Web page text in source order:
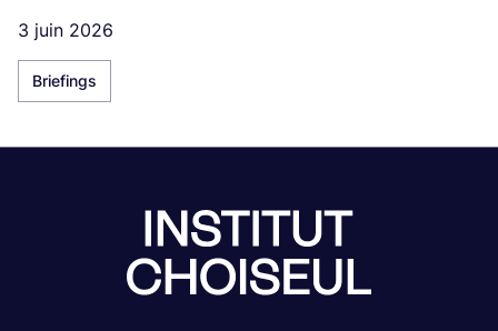
3 juin 2026
Briefings